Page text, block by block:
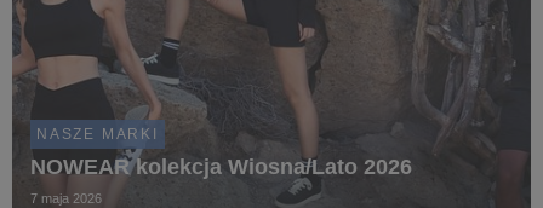
NASZE MARKI
NOWEAR kolekcja Wiosna/Lato 2026
7 maja 2026